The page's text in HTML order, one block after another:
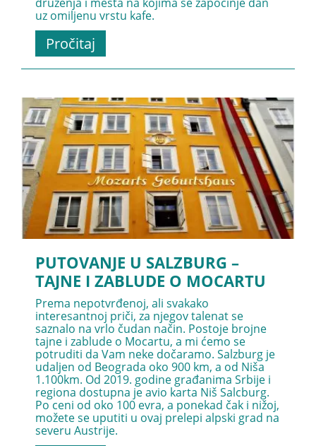
uz omiljenu vrstu kafe.
Pročitaj
PUTOVANJE U SALZBURG –
TAJNE I ZABLUDE O MOCARTU
Prema nepotvrđenoj, ali svakako
interesantnoj priči, za njegov talenat se
saznalo na vrlo čudan način. Postoje brojne
tajne i zablude o Mocartu, a mi ćemo se
potruditi da Vam neke dočaramo. Salzburg je
udaljen od Beograda oko 900 km, a od Niša
1.100km. Od 2019. godine građanima Srbije i
regiona dostupna je avio karta Niš Salcburg.
Po ceni od oko 100 evra, a ponekad čak i nižoj,
možete se uputiti u ovaj prelepi alpski grad na
severu Austrije.